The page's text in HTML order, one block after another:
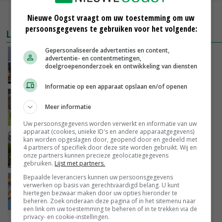
MEER MARKTPRIJZEN
LAATSTE NIEUWS
China scherpt importeisen voor pootgoed aan
vanwege zebrachipbacterie
rijden
Panelen houden kas koeler: ‘De eerste indruk
schrikt veel tuinders af’
GISTEREN, 15:27
Tarwemarkt zoekt nieuwe balans
GISTEREN, 15:25
Nieuwe Oogst vraagt om uw toestemming om uw
persoonsgegevens te gebruiken voor het volgende:
Gepersonaliseerde advertenties en content,
advertentie- en contentmetingen,
doelgroepenonderzoek en ontwikkeling van diensten
Informatie op een apparaat opslaan en/of openen
Meer informatie
Uw persoonsgegevens worden verwerkt en informatie van uw
apparaat (cookies, unieke ID's en andere apparaatgegevens)
kan worden opgeslagen door, geopend door en gedeeld met
4 partners of specifiek door deze site worden gebruikt. Wij en
onze partners kunnen precieze geolocatiegegevens
gebruiken. Lijst met partners.
Bepaalde leveranciers kunnen uw persoonsgegevens
verwerken op basis van gerechtvaardigd belang. U kunt
hiertegen bezwaar maken door uw opties hieronder te
beheren. Zoek onderaan deze pagina of in het sitemenu naar
een link om uw toestemming te beheren of in te trekken via de
privacy- en cookie-instellingen.